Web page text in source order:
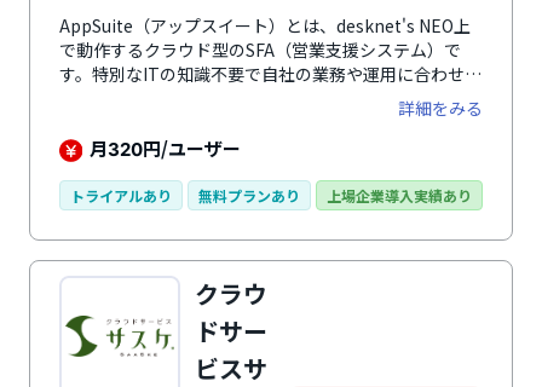
AppSuite（アップスイート）とは、desknet's NEO上
で動作するクラウド型のSFA（営業支援システム）で
す。特別なITの知識不要で自社の業務や運用に合わせて
カスタマイズできます。案件管理、商談記録など業務に
必要なさまざまなテンプレートがあらかじめ用意。表計
算ソフトで作成した管理台帳もそのままアプリ化できま
可能です。情報共有や社内会議での分析・報告として活
詳細をみる
月320円/ユーザー
トライアルあり 無料プランあり 上場企業導入実績あり
クラウ
ドサー
ビスサ